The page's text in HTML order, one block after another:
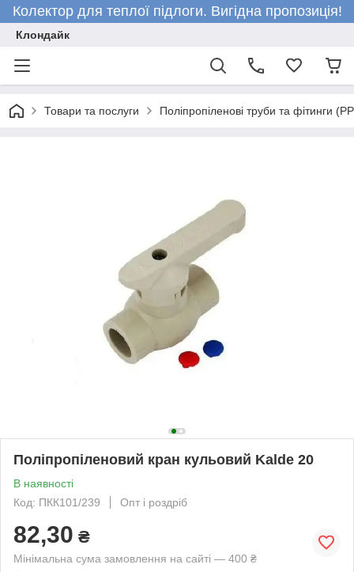
Колектор для теплої підлоги. Вигідна пропозиція!
Клондайк
Товари та послуги Поліпропіленові труби та фітинги
Поліпропіленовий кран кульовий Kalde 20
В наявності
Код: ПКК101/239
Опт і роздріб
82,30 ₴
Мінімальна сума замовлення на сайті — 400 ₴